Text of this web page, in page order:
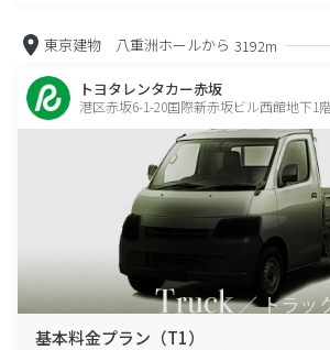
東京建物 八重洲ホールから 3192m
トヨタレンタカー赤坂
港区赤坂6-1-20国際新赤坂ビル西館地下1
基本料金プラン（T1）